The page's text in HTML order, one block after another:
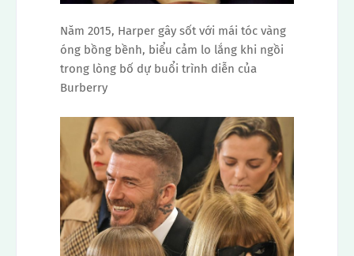
Năm 2015, Harper gây sốt với mái tóc vàng
óng bồng bềnh, biểu cảm lo lắng khi ngồi
trong lòng bố dự buổi trình diễn của
Burberry